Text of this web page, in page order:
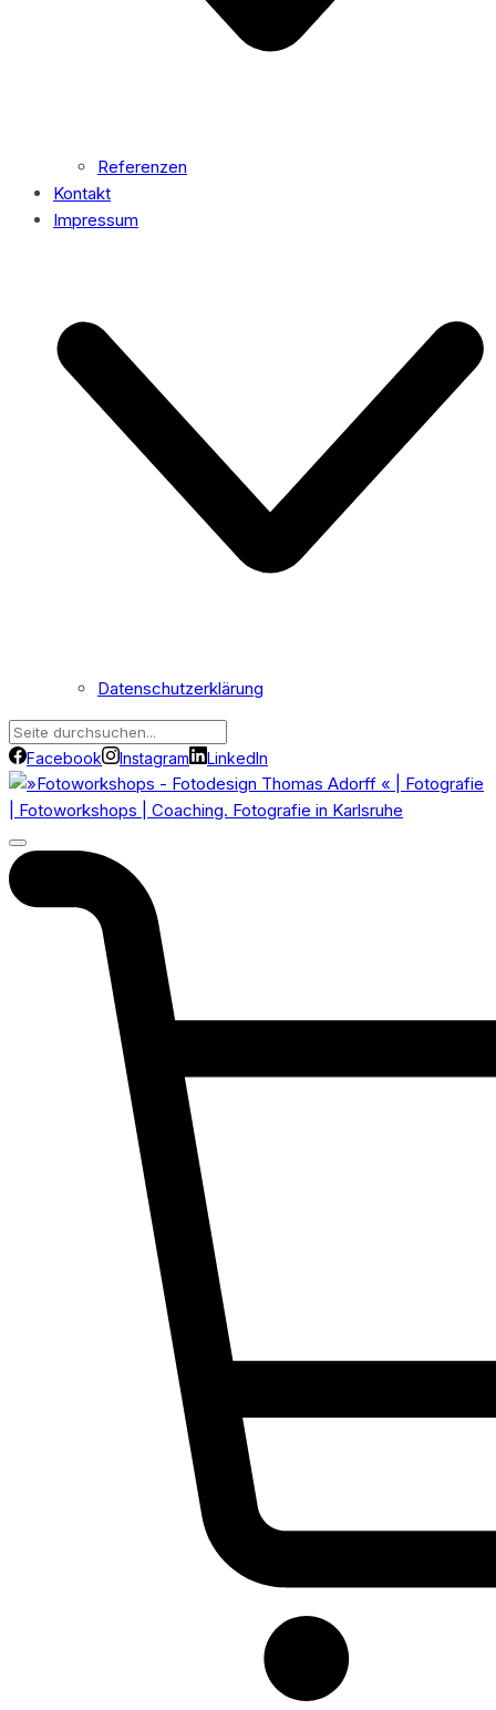
Referenzen
Kontakt
Impressum
Datenschutzerklärung
Facebook Instagram LinkedIn